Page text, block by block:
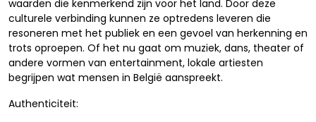
waarden die kenmerkend zijn voor het land. Door deze
culturele verbinding kunnen ze optredens leveren die
resoneren met het publiek en een gevoel van herkenning en
trots oproepen. Of het nu gaat om muziek, dans, theater of
andere vormen van entertainment, lokale artiesten
begrijpen wat mensen in België aanspreekt.
Authenticiteit: